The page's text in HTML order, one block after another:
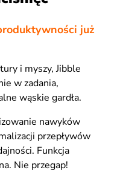
już
i myszy, Jibble
w zadania,
wąskie gardła.
nawyków
przepływów
Funkcja
Nie przegap!